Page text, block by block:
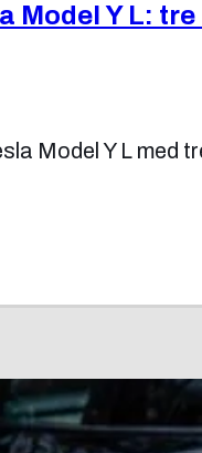
Model Y L:
Model Y L